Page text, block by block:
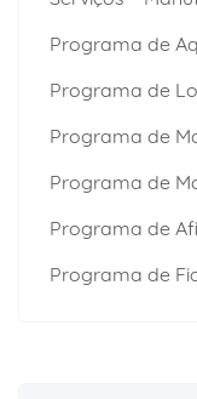
Programa de
Programa de
Programa de
Programa de
Programa de
Programa de